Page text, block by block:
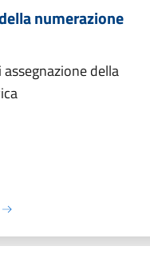
numerazione
della